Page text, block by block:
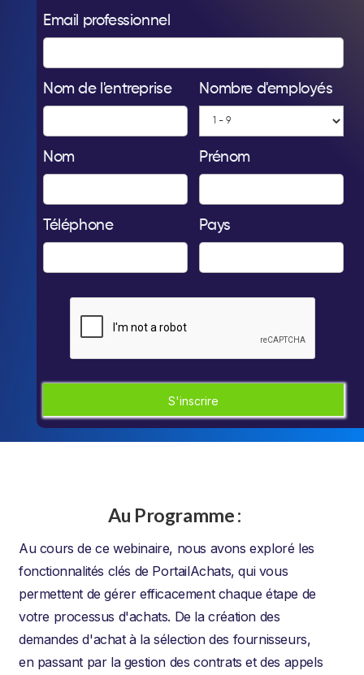
Email professionnel
Nom de l'entreprise Nombre d'employés
Nom Prénom
Téléphone Pays
Au Programme :
Au cours de ce webinaire, nous avons exploré les
fonctionnalités clés de PortailAchats, qui vous
permettent de gérer efficacement chaque étape de
votre processus d'achats. De la création des
demandes d'achat à la sélection des fournisseurs,
en passant par la gestion des contrats et des appels